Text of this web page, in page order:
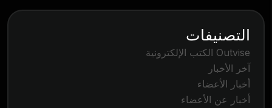
التصنيفات
Outvise الكتب الإلكترونية
آخر الأخبار
أخبار الأعضاء
أخبار عن الأعضاء